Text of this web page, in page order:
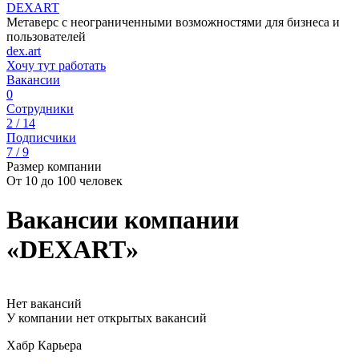
DEXART
Метаверс с неограниченными возможностями для бизнеса и
пользователей
dex.art
Хочу тут работать
Вакансии
0
Сотрудники
2 / 14
Подписчики
7 / 9
Размер компании
От 10 до 100 человек
Вакансии компании
«DEXART»
Нет вакансий
У компании нет открытых вакансий
Хабр Карьера